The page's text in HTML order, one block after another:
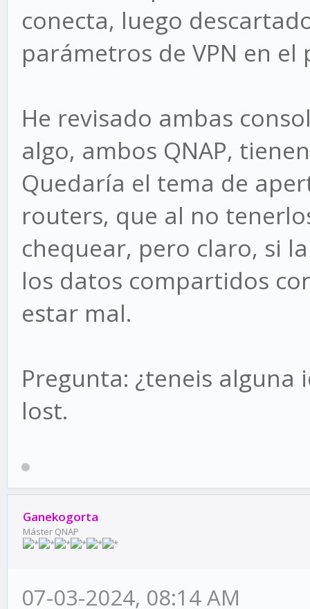
conecta, luego
parámetros de VPN en el
He revisado ambas
algo, ambos QNAP,
Quedaría el tema de
routers, que al no
chequear, pero claro, si
los datos compartidos
estar mal.
Pregunta: ¿teneis alguna
lost.
Ganekogorta
Máster QNAP
07-03-2024, 08:14 AM